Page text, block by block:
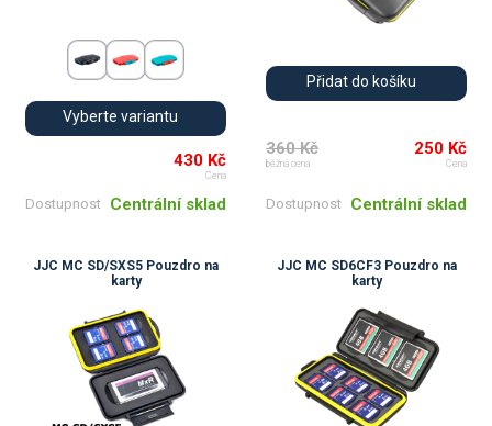
Vyberte variantu
430 Kč
Cena
Dostupnost Centrální sklad
Přidat do košíku
360 Kč
běžná cena
250 Kč
Cena
Dostupnost Centrální sklad
JJC MC SD/SXS5 Pouzdro na
karty
JJC MC SD6CF3 Pouzdro na
karty